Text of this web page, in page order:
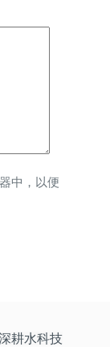
中，以便
耕水科技